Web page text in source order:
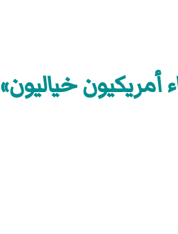
أمريكيون خياليون»